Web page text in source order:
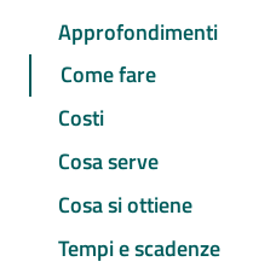
Approfondimenti
Come fare
Costi
Cosa serve
Cosa si ottiene
Tempi e scadenze